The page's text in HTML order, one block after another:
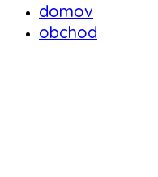
domov
obchod